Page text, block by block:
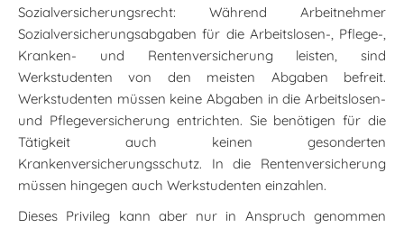
Sozialversicherungsrecht: Während Arbeitnehmer
Sozialversicherungsabgaben für die Arbeitslosen-, Pflege-,
Kranken- und Rentenversicherung leisten, sind
Werkstudenten von den meisten Abgaben befreit.
Werkstudenten müssen keine Abgaben in die Arbeitslosen-
und Pflegeversicherung entrichten. Sie benötigen für die
Tätigkeit auch keinen gesonderten
Krankenversicherungsschutz. In die Rentenversicherung
müssen hingegen auch Werkstudenten einzahlen.
Dieses Privileg kann aber nur in Anspruch genommen